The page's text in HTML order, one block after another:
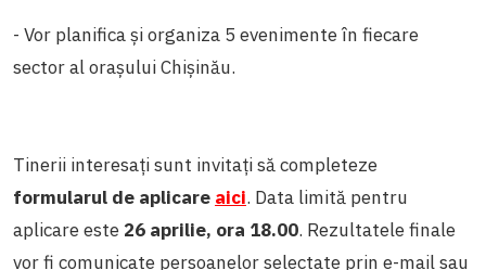
- Vor planifica și organiza 5 evenimente în fiecare
sector al orașului Chișinău.
Tinerii interesați sunt invitați să completeze
formularul de aplicare aici. Data limită pentru
aplicare este 26 aprilie, ora 18.00. Rezultatele finale
vor fi comunicate persoanelor selectate prin e-mail sau